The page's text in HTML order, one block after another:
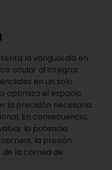
la vanguardia en
ocular al integrar
en un solo
optimiza el espacio
la precisión necesaria
En consecuencia,
la potencia
la presión
la córnea de